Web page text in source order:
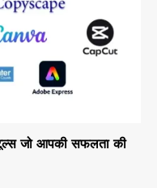
जो आपकी सफलता की